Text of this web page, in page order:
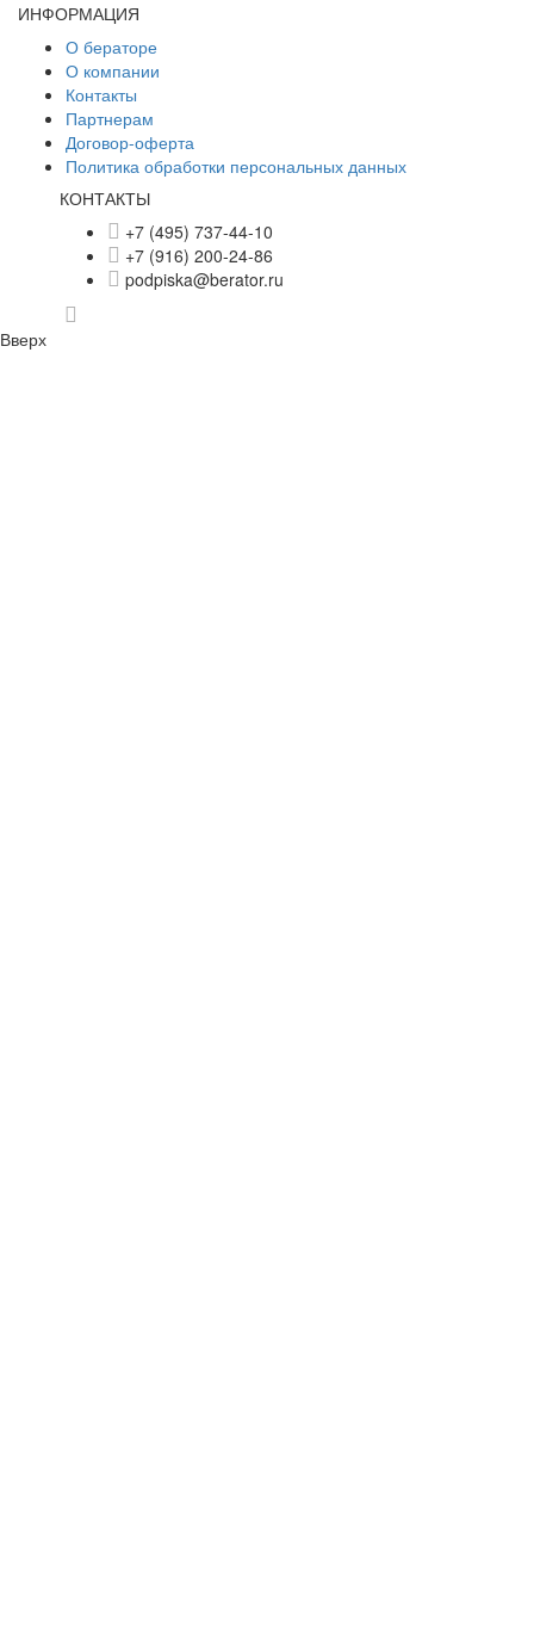
ИНФОРМАЦИЯ
О бераторе
О компании
Контакты
Партнерам
Договор-оферта
Политика обработки персональных данных
КОНТАКТЫ
+7 (495) 737-44-10
+7 (916) 200-24-86
podpiska@berator.ru
Вверх